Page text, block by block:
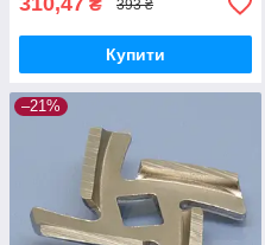
₴ 393 ₴
Купити
–21%